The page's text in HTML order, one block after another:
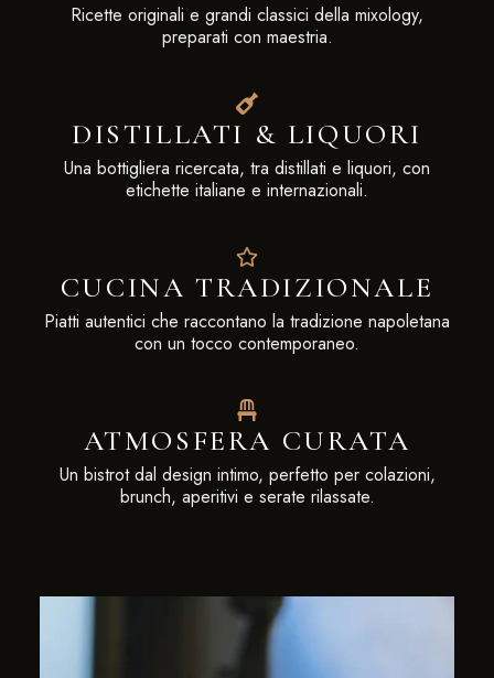
Ricette originali e grandi classici della mixology,
preparati con maestria.
DISTILLATI & LIQUORI
Una bottigliera ricercata, tra distillati e liquori, con
etichette italiane e internazionali.
CUCINA TRADIZIONALE
Piatti autentici che raccontano la tradizione napoletana
con un tocco contemporaneo.
ATMOSFERA CURATA
Un bistrot dal design intimo, perfetto per colazioni,
brunch, aperitivi e serate rilassate.